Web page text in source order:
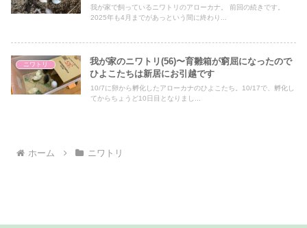
我が家で飼っているニワトリのアローカナ。 前回の続きです。
2025年も4月までがあっという間に終わり...
ニワトリ
我が家のニワトリ(56)〜育雛箱が窮屈になったので
ひよこたちは新居にお引越です
10/7に卵から孵化したアローカナのひよこたち。10/17で、孵化し
てからちょうど10日目となりまし...
ホーム ニワトリ